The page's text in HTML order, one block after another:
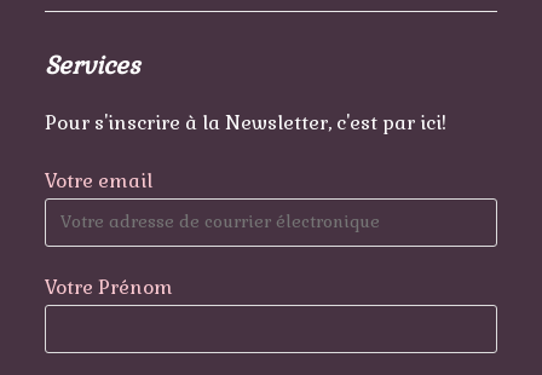
Services
Pour s'inscrire à la Newsletter, c'est par ici!
Votre email
Votre Prénom